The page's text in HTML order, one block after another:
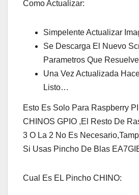
Como Actualizar:
Simpelente Actualizar
Se Descarga El Nuevo
Parametros Que
Una Vez Actualizada
Listo…
Esto Es Solo Para Raspberry
CHINOS GPIO ,El Resto De
3 O La 2 No Es
Si Usas Pincho De Blas
Cual Es EL Pincho CHINO: